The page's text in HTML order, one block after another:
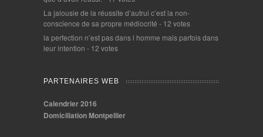
La jalousie de la réussite d’autrui c’est la non-
conscience de sa propre médiocrité - 12 votes
la perfection n’est pas dans l homme mais parfois dans
leur intention - 12 votes
PARTENAIRES WEB
Calendrier 2016
Domiciliation Montpellier